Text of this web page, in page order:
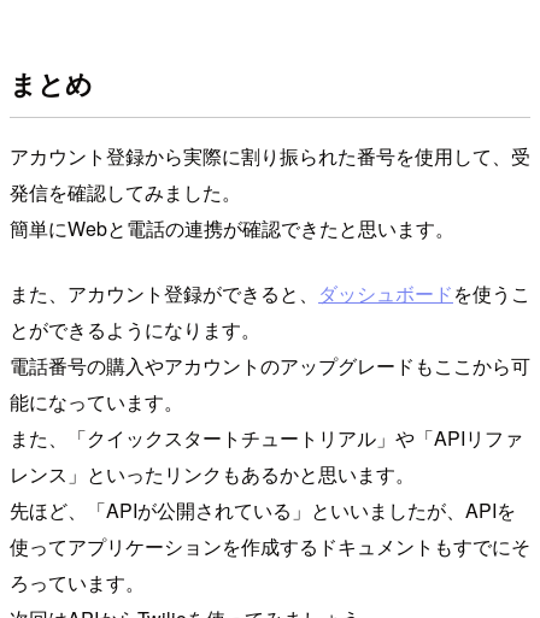
まとめ
アカウント登録から実際に割り振られた番号を使用して、受
発信を確認してみました。
簡単にWebと電話の連携が確認できたと思います。
また、アカウント登録ができると、 ダッシュボードを使うこ
とができるようになります。
電話番号の購入やアカウントのアップグレードもここから可
能になっています。
また、「クイックスタートチュートリアル」や「APIリファ
レンス」といったリンクもあるかと思います。
先ほど、「APIが公開されている」といいましたが、APIを
使ってアプリケーションを作成するドキュメントもすでにそ
ろっています。